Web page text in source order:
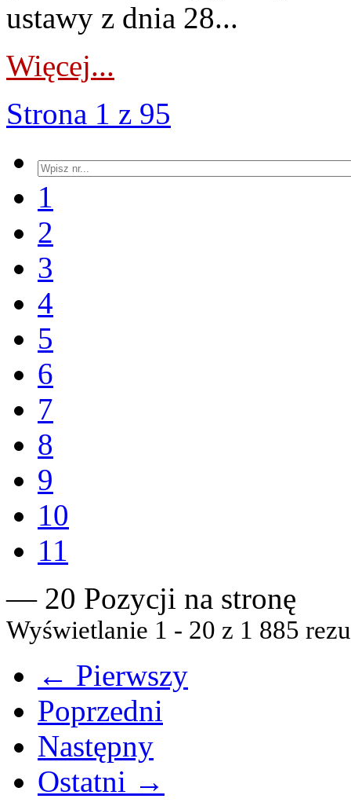
ustawy z dnia 28...
Więcej...
Strona 1 z 95
1
2
3
4
5
6
7
8
9
10
11
— 20 Pozycji na stronę
Wyświetlanie 1 - 20 z 1 885
← Pierwszy
Poprzedni
Następny
Ostatni →